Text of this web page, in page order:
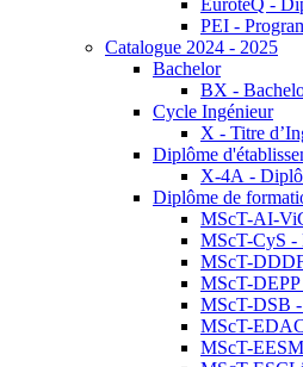
EuroteQ -
PEI -
Catalogue 2024 - 2025
Bachelor
BX -
Cycle Ingénieur
X - Titre
Diplôme
X-4A -
Diplôme de
MScT-AI-
MScT-CyS -
MScT-
MScT-
MScT-DSB -
MScT-
MScT-